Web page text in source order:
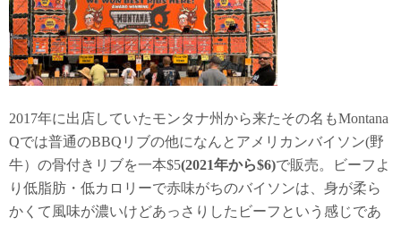
2017年に出店していたモンタナ州から来たその名もMontana
Qでは普通のBBQリブの他になんとアメリカンバイソン(野
牛）の骨付きリブを一本$5(2021年から$6)で販売。ビーフよ
り低脂肪・低カロリーで赤味がちのバイソンは、身が柔ら
かくて風味が濃いけどあっさりしたビーフという感じであ